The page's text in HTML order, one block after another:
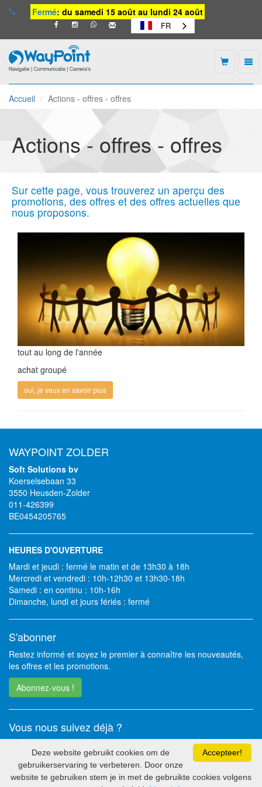
Fermé: du samedi 15 août au lundi 24 août
FR
-
vers
la
d'accueil
Accueil Actions - offres - offres
Actions - offres - offres
Sur cette page, vous trouverez un aperçu des
promotions, des offres et des offres actuelles que
nous proposons.
tout au long de l'année
achat groupé
oui, je veux en savoir plus
WAYPOINT ZOLDER
Soft Solutions bv
Koerselsebaan 33
3550 Heusden-Zolder
011-426399
BE0454205765
HEURES D'OUVERTURE
Mardi et jeudi : fermé le matin et de 13h30 à 18h
Mercredi et vendredi : 10h-12h30 et 13h30-18h
Samedi : en continu : 10h-16h
Dimanche, lundi et jours fériés : fermé
S'abonner
Restez informé et soyez le premier à connaître les nouveautés,
les offres et les promotions.
Abonnez-vous !
Vous nous suivez déjà ?
Accepteer!
Deze website gebruikt cookies om de
gebruikerservaring te verbeteren. Door onze
website te gebruiken stem je in met de gebruikte cookies volgens